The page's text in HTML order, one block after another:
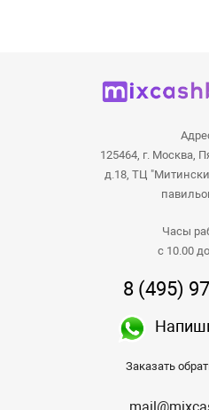
125464, г. Москва,
д.18, ТЦ
Часы
с 10.00
8 (495)
Заказать